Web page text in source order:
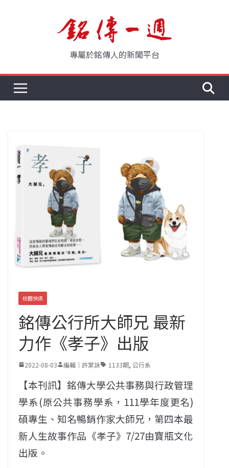
專屬於銘傳人的新聞平台
校園快訊
銘傳公行所大師兄 最新
力作《孝子》出版
2022-08-03 編輯｜許棠詠 1133期, 公行系
【本刊訊】銘傳大學公共事務與行政管理
學系(原公共事務學系，111學年度更名)
碩專生、知名暢銷作家大師兄，第四本最
新人生故事作品《孝子》7/27由寶瓶文化
出版。